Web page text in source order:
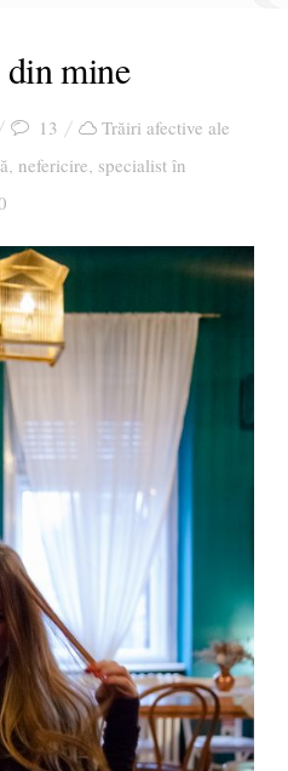
din mine
13
Trăiri afective ale
, nefericire, specialist în